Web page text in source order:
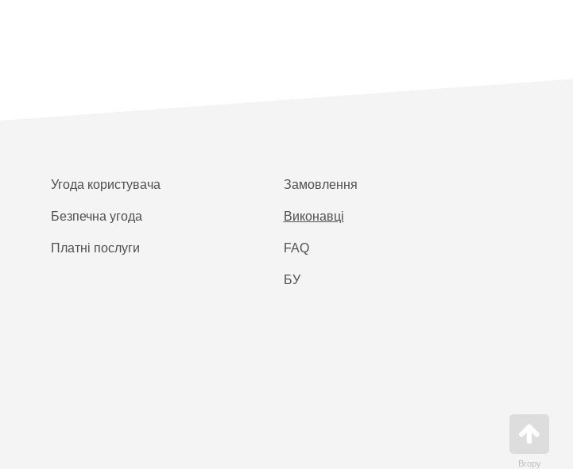
Вгору
Угода користувача
Безпечна угода
Платнi послуги
Замовлення
Виконавці
FAQ
БУ